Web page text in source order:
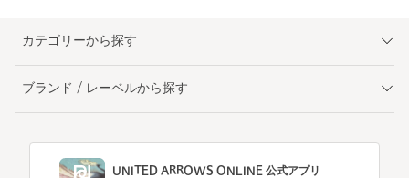
カテゴリーから探す
ブランド / レーベルから探す
UNITED ARROWS ONLINE 公式アプリ